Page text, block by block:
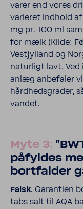
varer end vores
vari­eret indhold
mg pr. 100 ml
for mælk (Kilde:
Vestjyl­land og
natur­ligt lavt.
anlæg anbe­faler
hård­heds­grader,
vandet.
Myte 3:
påfyldes
bort­falder
Falsk. Garan­tien
tabs salt til AQA